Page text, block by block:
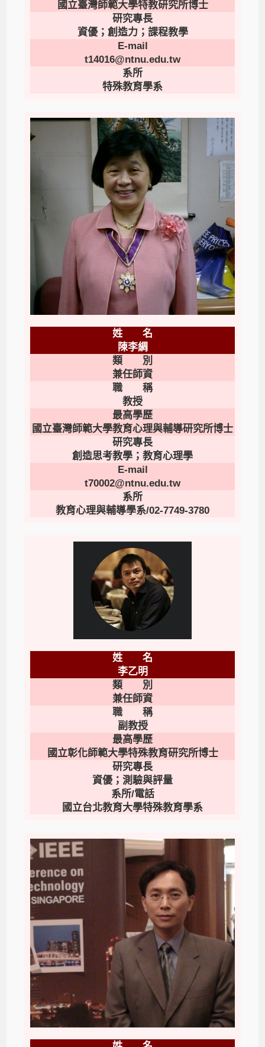
國立臺灣師範大學特教研究所博士
研究專長
資優；創造力；課程教學
E-mail
t14016@ntnu.edu.tw
系所
特殊教育學系
姓 名
陳李綢
類 別
兼任師資
職 稱
教授
最高學歷
國立臺灣師範大學教育心理與輔導研究所博士
研究專長
創造思考教學；教育心理學
E-mail
t70002@ntnu.edu.tw
系所
教育心理與輔導學系/02-7749-3780
姓 名
李乙明
類 別
兼任師資
職 稱
副教授
最高學歷
國立彰化師範大學特殊教育研究所博士
研究專長
資優 ；測驗與評量
系所/電話
國立台北教育大學特殊教育學系